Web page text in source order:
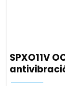
SPXO11V